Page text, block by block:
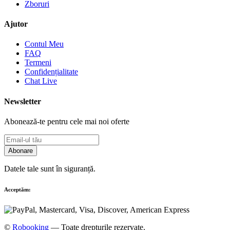
Zboruri
Ajutor
Contul Meu
FAQ
Termeni
Confidențialitate
Chat Live
Newsletter
Abonează-te pentru cele mai noi oferte
Abonare
Datele tale sunt în siguranță.
Acceptăm:
© Robooking — Toate drepturile rezervate.